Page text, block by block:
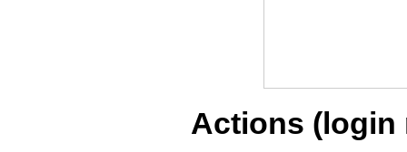
Actions (login